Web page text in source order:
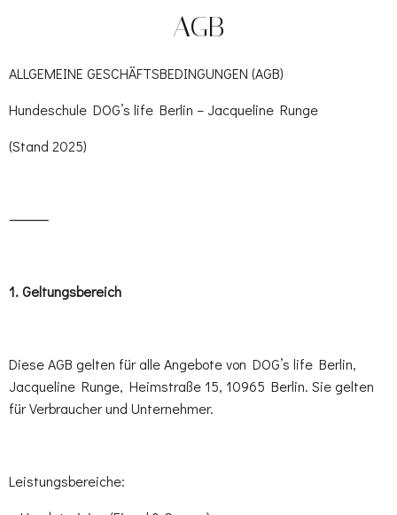
AGB
ALLGEMEINE GESCHÄFTSBEDINGUNGEN (AGB)
Hundeschule DOG’s life Berlin – Jacqueline Runge
(Stand 2025)
⸻
1.⁠ ⁠Geltungsbereich
Diese AGB gelten für alle Angebote von DOG’s life Berlin,
Jacqueline Runge, Heimstraße 15, 10965 Berlin. Sie gelten
für Verbraucher und Unternehmer.
Leistungsbereiche: